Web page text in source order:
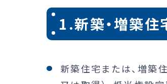
1.新築・増築住
新築住宅または、増築